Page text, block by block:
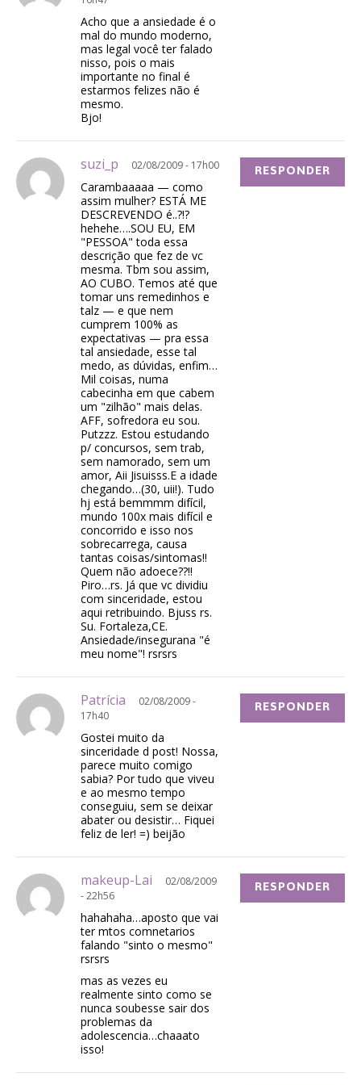
Acho que a ansiedade é o
mal do mundo moderno,
mas legal você ter falado
nisso, pois o mais
importante no final é
estarmos felizes não é
mesmo.
Bjo!
suzi_p 02/08/2009 - 17h00
Carambaaaaa — como
assim mulher? ESTÁ ME
DESCREVENDO é..?!?
hehehe….SOU EU, EM
"PESSOA" toda essa
descrição que fez de vc
mesma. Tbm sou assim,
AO CUBO. Temos até que
tomar uns remedinhos e
talz — e que nem
cumprem 100% as
expectativas — pra essa
tal ansiedade, esse tal
medo, as dúvidas, enfim…
Mil coisas, numa
cabecinha em que cabem
um "zilhão" mais delas.
AFF, sofredora eu sou.
Putzzz. Estou estudando
p/ concursos, sem trab,
sem namorado, sem um
amor, Aii Jisuisss.E a idade
chegando…(30, uii!). Tudo
hj está bemmmm difícil,
mundo 100x mais difícil e
concorrido e isso nos
sobrecarrega, causa
tantas coisas/sintomas!!
Quem não adoece??!!
Piro…rs. Já que vc dividiu
com sinceridade, estou
aqui retribuindo. Bjuss rs.
Su. Fortaleza,CE.
Ansiedade/insegurana "é
meu nome"! rsrsrs
RESPONDER
Patrícia
02/08/2009 -
17h40
Gostei muito da
sinceridade d post! Nossa,
parece muito comigo
sabia? Por tudo que viveu
e ao mesmo tempo
conseguiu, sem se deixar
abater ou desistir… Fiquei
feliz de ler! =) beijão
RESPONDER
makeup-Lai
02/08/2009
- 22h56
hahahaha…aposto que vai
ter mtos comnetarios
falando "sinto o mesmo"
rsrsrs
mas as vezes eu
realmente sinto como se
nunca soubesse sair dos
problemas da
adolescencia…chaaato
isso!
RESPONDER